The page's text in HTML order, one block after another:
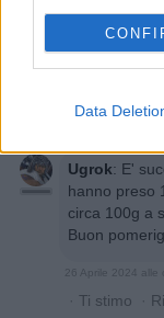
Data
Animazione Peso
·Ti stimo·
Ugrok: E'
hanno preso
circa 100g a
Buon
26 Aprile 2024 alle
· Ti stimo ·